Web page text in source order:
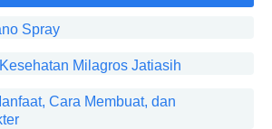
Spray
Milagros Jatiasih
Cara Membuat, dan